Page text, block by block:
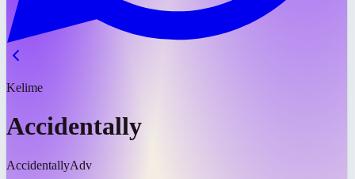
Kelime
Accidentally
AccidentallyAdv